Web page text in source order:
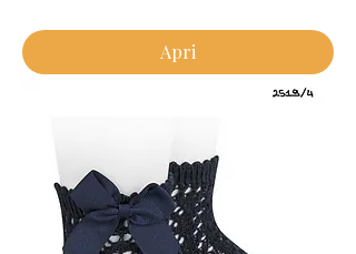
Apri